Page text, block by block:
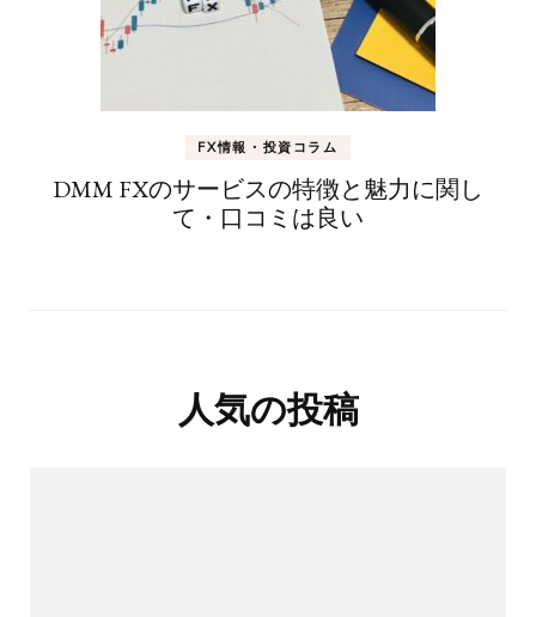
FX情報・投資コラム
DMM FXのサービスの特徴と魅力に関し
て・口コミは良い
人気の投稿